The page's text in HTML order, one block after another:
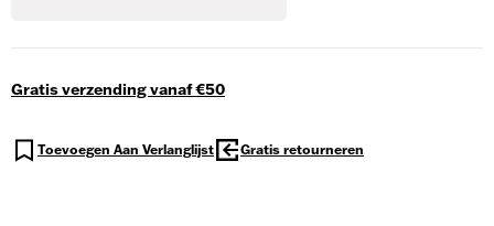
Gratis verzending vanaf €50
Toevoegen Aan Verlanglijst Gratis retourneren